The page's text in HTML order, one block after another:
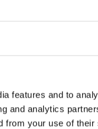
features and to
and analytics
from your use of